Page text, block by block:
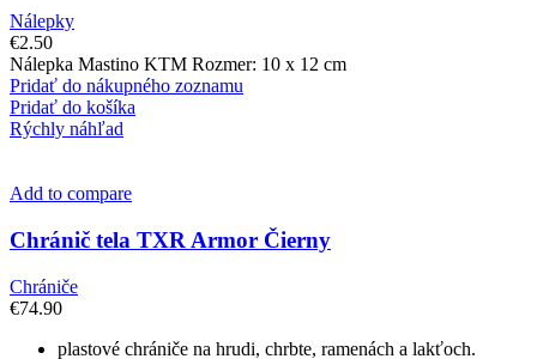
Nálepky
€2.50
Nálepka Mastino KTM Rozmer: 10 x 12 cm
Pridať do nákupného zoznamu
Pridať do košíka
Rýchly náhľad
Add to compare
Chránič tela TXR Armor Čierny
Chrániče
€74.90
plastové chrániče na hrudi, chrbte, ramenách a lakťoch.